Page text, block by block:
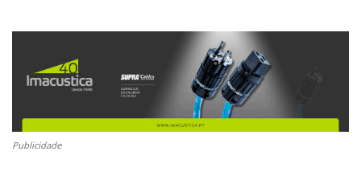
Publicidade